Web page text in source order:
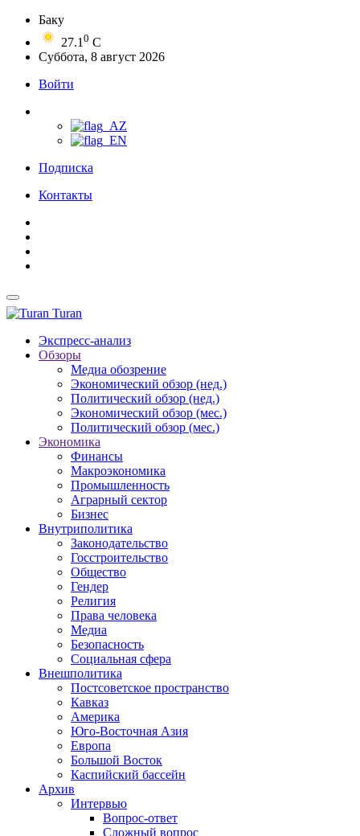
Баку
27.1 0 C
Суббота, 8 август 2026
Войти
Подписка
Контакты
Turan
Экспресс-анализ
Обзоры
Медиа обозрение
Экономический обзор (нед.)
Политический обзор (нед.)
Экономический обзор (мес.)
Политический обзор (мес.)
Экономика
Финансы
Макроэкономика
Промышленность
Аграрный сектор
Бизнес
Внутриполитика
Законодательство
Госстроительство
Общество
Гендер
Религия
Права человека
Медиа
Безопасность
Социальная сфера
Внешполитика
Постсоветское пространство
Кавказ
Америка
Юго-Восточная Азия
Европа
Большой Восток
Каспийский бассейн
Архив
Интервью
Вопрос-ответ
Сложный вопрос